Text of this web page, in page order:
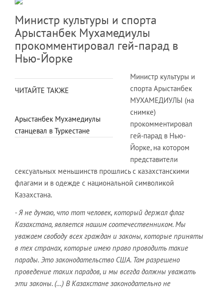
Министр культуры и спорта
Арыстанбек Мухамедиулы
прокомментировал гей-парад в
Нью-Йорке
ЧИТАЙТЕ ТАКЖЕ
Арыстанбек Мухамедиулы
станцевал в Туркестане
Министр культуры и
спорта Арыстанбек
МУХАМЕДИУЛЫ (на
снимке)
прокомментировал
гей-парад в Нью-
Йорке, на котором
представители
сексуальных меньшинств прошлись с казахстанскими
флагами и в одежде с национальной символикой
Казахстана.
- Я не думаю, что тот человек, который держал флаг
Казахстана, является нашим соотечественником. Мы
уважаем свободу всех граждан и законы, которые приняты
в тех странах, которые имею право проводить такие
парады. Это законодательство США. Там разрешено
проведение таких парадов, и мы всегда должны уважать
эти законы. (…) В Казахстане законодательно не